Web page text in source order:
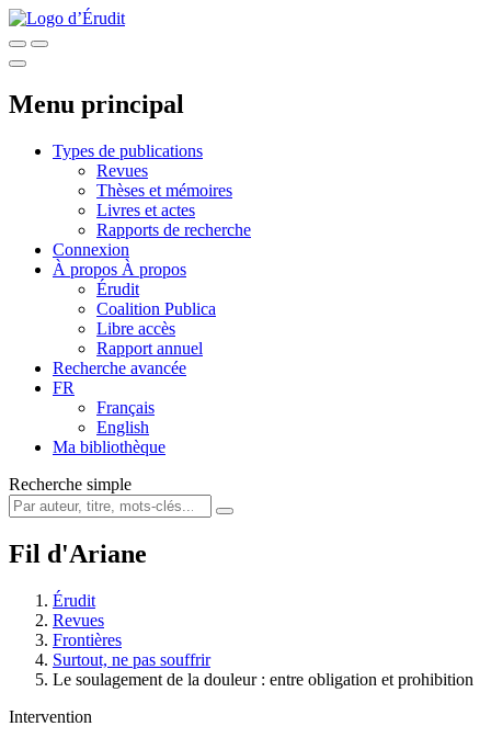
Menu principal
Types de publications
Revues
Thèses et mémoires
Livres et actes
Rapports de recherche
Connexion
À propos À propos
Érudit
Coalition Publica
Libre accès
Rapport annuel
Recherche avancée
FR
Français
English
Ma bibliothèque
Recherche simple
Fil d'Ariane
Érudit
Revues
Frontières
Surtout, ne pas souffrir
Le soulagement de la douleur : entre obligation et prohibition
Intervention